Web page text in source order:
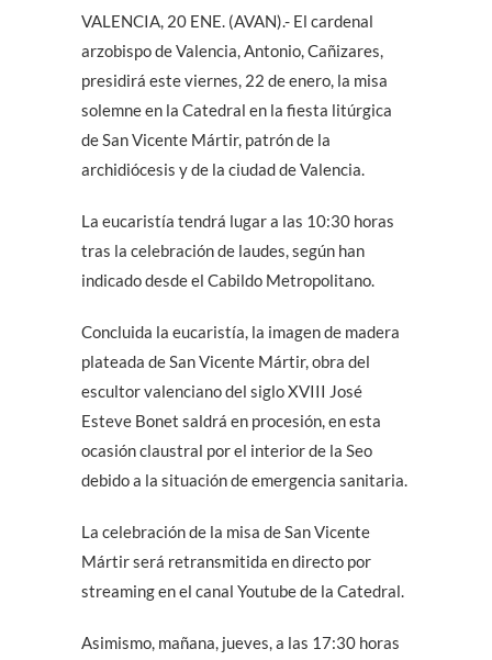
VALENCIA, 20 ENE. (AVAN).- El cardenal
arzobispo de Valencia, Antonio, Cañizares,
presidirá este viernes, 22 de enero, la misa
solemne en la Catedral en la fiesta litúrgica
de San Vicente Mártir, patrón de la
archidiócesis y de la ciudad de Valencia.
La eucaristía tendrá lugar a las 10:30 horas
tras la celebración de laudes, según han
indicado desde el Cabildo Metropolitano.
Concluida la eucaristía, la imagen de madera
plateada de San Vicente Mártir, obra del
escultor valenciano del siglo XVIII José
Esteve Bonet saldrá en procesión, en esta
ocasión claustral por el interior de la Seo
debido a la situación de emergencia sanitaria.
La celebración de la misa de San Vicente
Mártir será retransmitida en directo por
streaming en el canal Youtube de la Catedral.
Asimismo, mañana, jueves, a las 17:30 horas